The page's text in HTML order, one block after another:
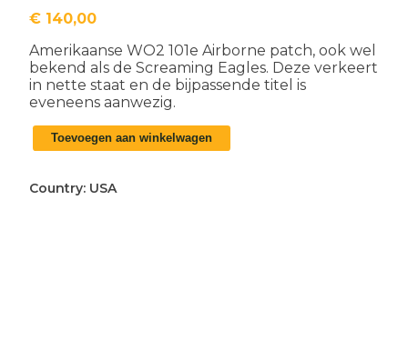
€ 140,00
Amerikaanse WO2 101e Airborne patch, ook wel
bekend als de Screaming Eagles. Deze verkeert
in nette staat en de bijpassende titel is
eveneens aanwezig.
Amerikaanse
WO2
Airborne
Toevoegen aan winkelwagen
Country: USA